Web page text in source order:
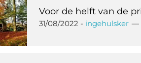
Voor de helft van de
31/08/2022 - ingehulsker